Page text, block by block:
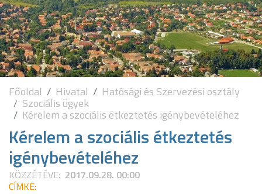
Főoldal Hivatal Hatósági és Szervezési osztály
Szociális ügyek
Kérelem a szociális étkeztetés igénybevételéhez
Kérelem a szociális étkeztetés
igénybevételéhez
KÖZZÉTÉVE: 2017.09.28. 00:00
CÍMKE: